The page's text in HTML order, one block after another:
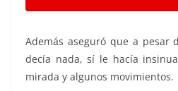
Además aseguró que a pesar
decía nada, sí le hacía
mirada y algunos movimientos.